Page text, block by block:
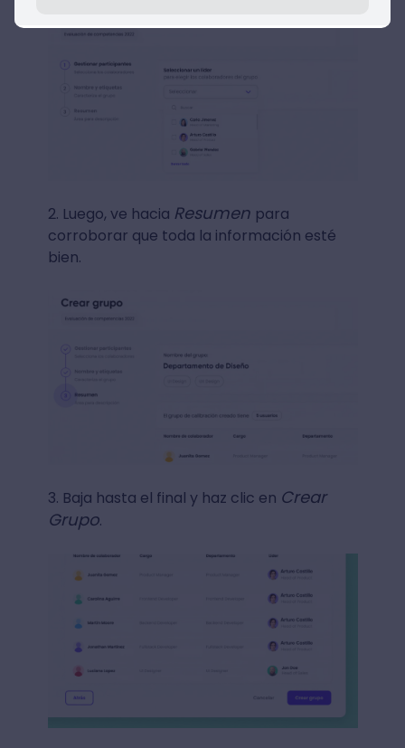
2. Luego, ve hacia Resumen para
corroborar que toda la información esté
bien.
3. Baja hasta el final y haz clic en Crear
Grupo.